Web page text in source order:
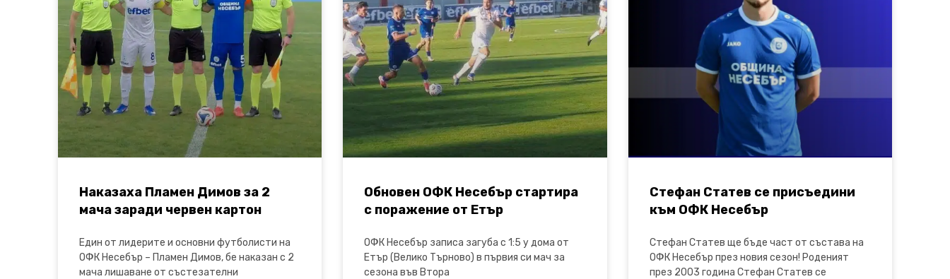
Наказаха Пламен Димов за 2
мача заради червен картон
Един от лидерите и основни футболисти на
ОФК Несебър – Пламен Димов, бе наказан с 2
мача лишаване от състезателни
Обновен ОФК Несебър стартира
с поражение от Етър
ОФК Несебър записа загуба с 1:5 у дома от
Етър (Велико Търново) в първия си мач за
сезона във Втора
Стефан Статев се присъедини
към ОФК Несебър
Стефан Статев ще бъде част от състава на
ОФК Несебър през новия сезон! Роденият
през 2003 година Стефан Статев се